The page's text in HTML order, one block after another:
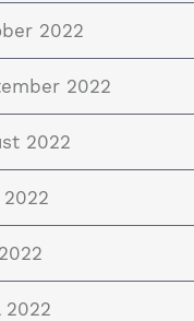
2022
2022
2022
2022